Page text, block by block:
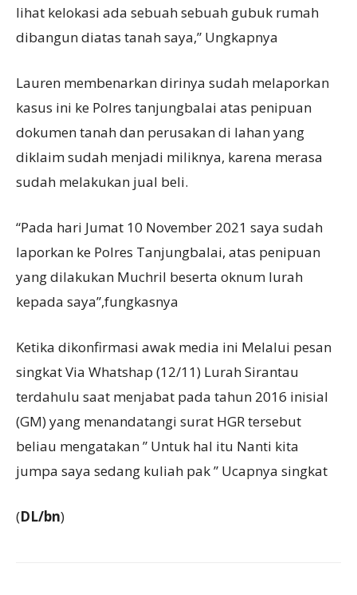
lihat kelokasi ada sebuah sebuah gubuk rumah
dibangun diatas tanah saya,” Ungkapnya
Lauren membenarkan dirinya sudah melaporkan
kasus ini ke Polres tanjungbalai atas penipuan
dokumen tanah dan perusakan di lahan yang
diklaim sudah menjadi miliknya, karena merasa
sudah melakukan jual beli.
“Pada hari Jumat 10 November 2021 saya sudah
laporkan ke Polres Tanjungbalai, atas penipuan
yang dilakukan Muchril beserta oknum lurah
kepada saya”,fungkasnya
Ketika dikonfirmasi awak media ini Melalui pesan
singkat Via Whatshap (12/11) Lurah Sirantau
terdahulu saat menjabat pada tahun 2016 inisial
(GM) yang menandatangi surat HGR tersebut
beliau mengatakan ” Untuk hal itu Nanti kita
jumpa saya sedang kuliah pak ” Ucapnya singkat
(DL/bn)